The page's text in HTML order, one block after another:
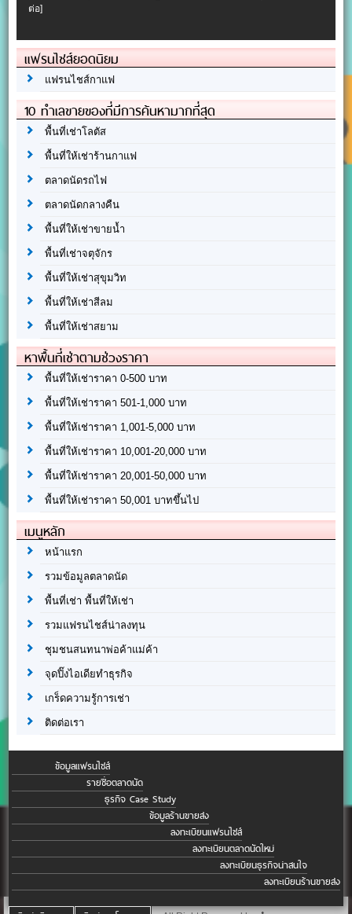
ต่อ]
แฟรนไชส์ยอดนิยม
แฟรนไชส์กาแฟ
10 ทำเลขายของที่มีการค้นหามากที่สุด
พื้นที่เช่าโลตัส
พื้นที่ให้เช่าร้านกาแฟ
ตลาดนัดรถไฟ
ตลาดนัดกลางคืน
พื้นที่ให้เช่าขายน้ำ
พื้นที่เช่าจตุจักร
พื้นที่ให้เช่าสุขุมวิท
พื้นที่ให้เช่าสีลม
พื้นที่ให้เช่าสยาม
หาพื้นที่เช่าตามช่วงราคา
พื้นที่ให้เช่าราคา 0-500 บาท
พื้นที่ให้เช่าราคา 501-1,000 บาท
พื้นที่ให้เช่าราคา 1,001-5,000 บาท
พื้นที่ให้เช่าราคา 10,001-20,000 บาท
พื้นที่ให้เช่าราคา 20,001-50,000 บาท
พื้นที่ให้เช่าราคา 50,001 บาทขึ้นไป
เมนูหลัก
หน้าแรก
รวมข้อมูลตลาดนัด
พื้นที่เช่า พื้นที่ให้เช่า
รวมแฟรนไชส์น่าลงทุน
ชุมชนสนทนาพ่อค้าแม่ค้า
จุดปิ๊งไอเดียทำธุรกิจ
เกร็ดความรู้การเช่า
ติดต่อเรา
ข้อมูลแฟรนไชส์
รายชื่อตลาดนัด
ธุรกิจ Case Study
ข้อมูลร้านขายส่ง
ลงทะเบียนแฟรนไชส์
ลงทะเบียนตลาดนัดใหม่
ลงทะเบียนธุรกิจน่าสนใจ
ลงทะเบียนร้านขายส่ง